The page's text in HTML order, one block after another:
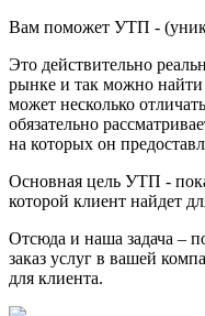
Вам поможет УТП -
Это действительно
рынке и так можно
может несколько
обязательно
на которых он
Основная цель УТП -
которой клиент найдет
Отсюда и наша задача –
заказ услуг в вашей
для клиента.